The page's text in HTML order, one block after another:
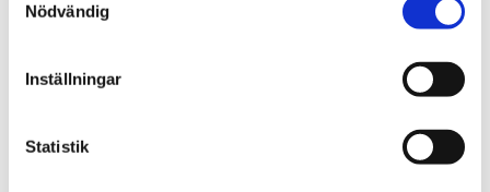
Nödvändig
Inställningar
Statistik